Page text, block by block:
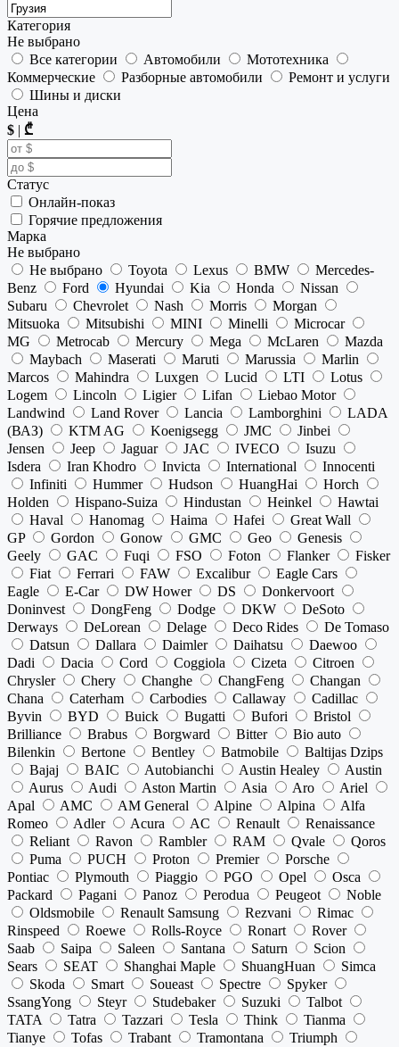
Категория
Не выбрано
Все категории
Автомобили
Мототехника
Коммерческие
Разборные автомобили
Ремонт и услуги
Шины и диски
Цена
$ | ₾
Статус
Онлайн-показ
Горячие предложения
Марка
Не выбрано
Не выбрано
Toyota Lexus BMW
Mercedes-
Benz
Ford Hyundai Kia Honda
Nissan
Subaru
Chevrolet Nash Morris
Morgan
Mitsuoka
Mitsubishi MINI Minelli
Microcar
MG
Metrocab Mercury Mega McLaren
Mazda
Maybach
Maserati Maruti Marussia
Marlin
Marcos
Mahindra Luxgen Lucid LTI
Lotus
Logem
Lincoln Ligier Lifan
Liebao Motor
Landwind
Land Rover Lancia Lamborghini
LADA
(ВАЗ)
KTM AG Koenigsegg JMC
Jinbei
Jensen
Jeep Jaguar JAC IVECO
Isuzu
Isdera
Iran Khodro Invicta International
Innocenti
Infiniti
Hummer Hudson HuangHai
Horch
Holden
Hispano-Suiza Hindustan Heinkel
Hawtai
Haval
Hanomag Haima Hafei
Great Wall
GP
Gordon Gonow GMC Geo
Genesis
Geely
GAC Fuqi FSO Foton Flanker
Fisker
Fiat
Ferrari FAW Excalibur
Eagle Cars
Eagle
E-Car DW Hower DS
Donkervoort
Doninvest
DongFeng Dodge DKW
DeSoto
Derways
DeLorean Delage Deco Rides
De Tomaso
Datsun
Dallara Daimler Daihatsu
Daewoo
Dadi
Dacia Cord Coggiola Cizeta
Citroen
Chrysler
Chery Changhe ChangFeng
Changan
Chana
Caterham Carbodies Callaway
Cadillac
Byvin
BYD Buick Bugatti Bufori
Bristol
Brilliance
Brabus Borgward Bitter
Bio auto
Bilenkin
Bertone Bentley Batmobile
Baltijas Dzips
Bajaj
BAIC Autobianchi Austin Healey
Austin
Aurus
Audi Aston Martin Asia Aro
Ariel
Apal
AMC AM General Alpine Alpina
Alfa
Romeo
Adler Acura AC Renault
Renaissance
Reliant
Ravon Rambler RAM Qvale
Qoros
Puma
PUCH Proton Premier
Porsche
Pontiac
Plymouth Piaggio PGO Opel
Osca
Packard
Pagani Panoz Perodua Peugeot
Noble
Oldsmobile
Renault Samsung Rezvani
Rimac
Rinspeed
Roewe Rolls-Royce Ronart
Rover
Saab
Saipa Saleen Santana Saturn
Scion
Sears
SEAT Shanghai Maple ShuangHuan
Simca
Skoda
Smart Soueast Spectre
Spyker
SsangYong
Steyr Studebaker Suzuki
Talbot
TATA
Tatra Tazzari Tesla Think
Tianma
Tianye
Tofas Trabant Tramontana
Triumph